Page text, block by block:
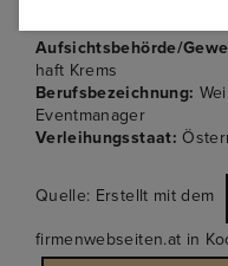
Aufsichtsbehörde/
haft Krems
Berufsbezeichnung:
Eventmanager
Verleihungsstaat:
Quelle: Erstellt mit dem
firmenwebseiten.at in